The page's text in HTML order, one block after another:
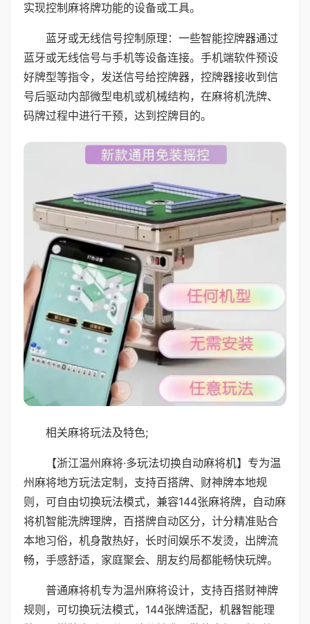
实现控制麻将牌功能的设备或工具。
蓝牙或无线信号控制原理：一些智能控牌器通过
蓝牙或无线信号与手机等设备连接。手机端软件预设
好牌型等指令，发送信号给控牌器，控牌器接收到信
号后驱动内部微型电机或机械结构，在麻将机洗牌、
码牌过程中进行干预，达到控牌目的。
相关麻将玩法及特色;
【浙江温州麻将·多玩法切换自动麻将机】专为温
州麻将地方玩法定制，支持百搭牌、财神牌本地规
则，可自由切换玩法模式，兼容144张麻将牌，自动麻
将机智能洗牌理牌，百搭牌自动区分，计分精准贴合
本地习俗，机身散热好，长时间娱乐不发烫，出牌流
畅，手感舒适，家庭聚会、朋友约局都能畅快玩牌。
普通麻将机专为温州麻将设计，支持百搭财神牌
规则，可切换玩法模式，144张牌适配，机器智能理